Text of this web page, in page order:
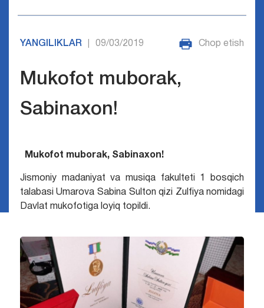
YANGILIKLAR 09/03/2019 Chop etish
Mukofot muborak,
Sabinaxon!
Mukofot muborak, Sabinaxon!
Jismoniy madaniyat va musiqa fakulteti 1 bosqich
talabasi Umarova Sabina Sulton qizi Zulfiya nomidagi
Davlat mukofotiga loyiq topildi.